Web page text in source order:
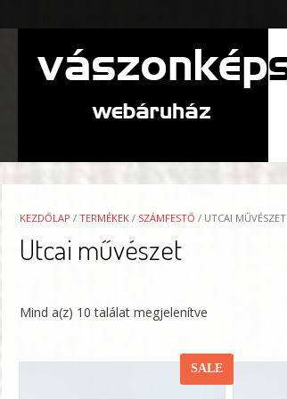
to
KEZDŐLAP / TERMÉKEK / SZÁMFESTŐ / UTCAI MŰVÉSZET
Utcai művészet
Mind a(z) 10 találat megjelenítve
SALE